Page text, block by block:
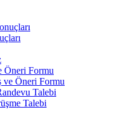
Öneri Formu
ve Öneri Formu
Talebi
Talebi